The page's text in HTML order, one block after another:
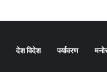
देश विदेश पर्यावरण